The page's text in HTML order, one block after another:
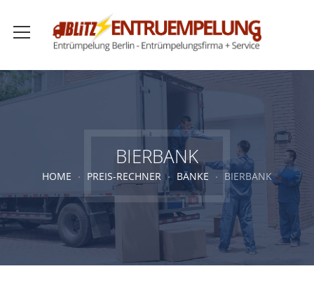
BIERBANK
HOME PREIS-RECHNER BÄNKE BIERBANK